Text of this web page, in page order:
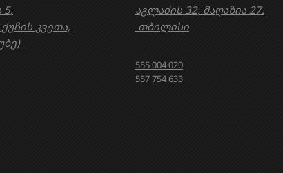
აგლაძის 32, მაღაზია 27.
თბილისი
555 004 020
557 754 633
5,
კვეთა,